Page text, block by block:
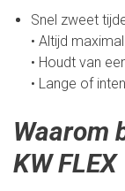
Snel zweet
• Altijd
• Houdt van
• Lange of
Waarom
KW FLEX